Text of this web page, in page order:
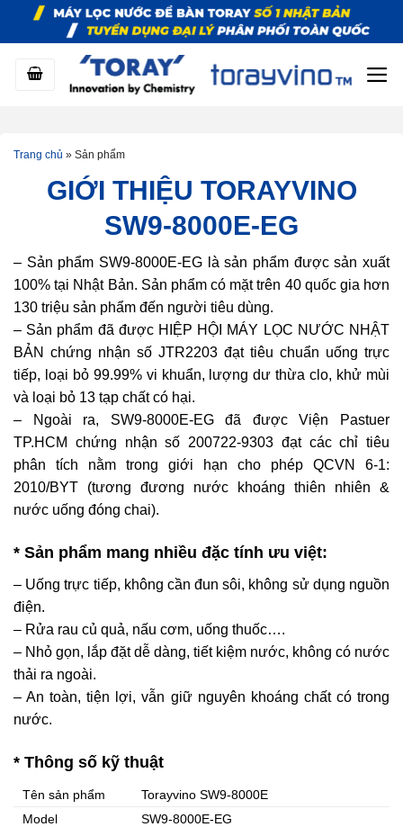
dung
Trang chủ » Sản phẩm
GIỚI THIỆU TORAYVINO
SW9-8000E-EG
– Sản phẩm SW9-8000E-EG là sản phẩm được sản xuất
100% tại Nhật Bản. Sản phẩm có mặt trên 40 quốc gia hơn
130 triệu sản phẩm đến người tiêu dùng.
– Sản phẩm đã được HIỆP HỘI MÁY LỌC NƯỚC NHẬT
BẢN chứng nhận số JTR2203 đạt tiêu chuẩn uống trực
tiếp, loại bỏ 99.99% vi khuẩn, lượng dư thừa clo, khử mùi
và loại bỏ 13 tạp chất có hại.
– Ngoài ra, SW9-8000E-EG đã được Viện Pastuer
TP.HCM chứng nhận số 200722-9303 đạt các chỉ tiêu
phân tích nằm trong giới hạn cho phép QCVN 6-1:
2010/BYT (tương đương nước khoáng thiên nhiên &
nước uống đóng chai).
* Sản phẩm mang nhiều đặc tính ưu việt:
– Uống trực tiếp, không cần đun sôi, không sử dụng nguồn
điện.
– Rửa rau củ quả, nấu cơm, uống thuốc….
– Nhỏ gọn, lắp đặt dễ dàng, tiết kiệm nước, không có nước
thải ra ngoài.
– An toàn, tiện lợi, vẫn giữ nguyên khoáng chất có trong
nước.
* Thông số kỹ thuật
Tên sản phẩm
Torayvino SW9-8000E
Model
SW9-8000E-EG